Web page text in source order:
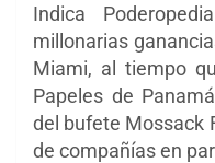
Indica
millonarias
Miami, al tiempo
Papeles de
del bufete Mossack
de compañías en